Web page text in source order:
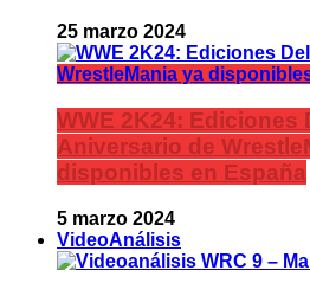
25 marzo 2024
WWE 2K24: Ediciones
Aniversario de
disponibles en España
5 marzo 2024
VideoAnálisis